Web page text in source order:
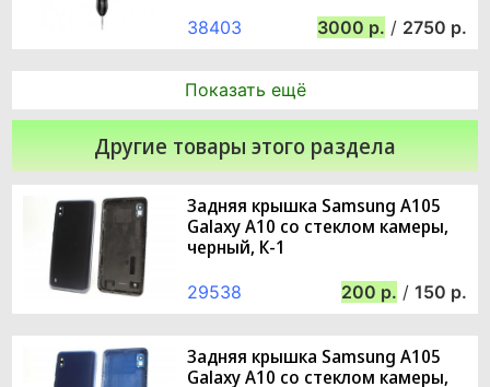
38403 3000 / 2750
Показать ещё
Другие товары этого раздела
Задняя крышка Samsung A105
Galaxy A10 со стеклом камеры,
черный, К-1
29538 200 / 150
Задняя крышка Samsung A105
Galaxy A10 со стеклом камеры,